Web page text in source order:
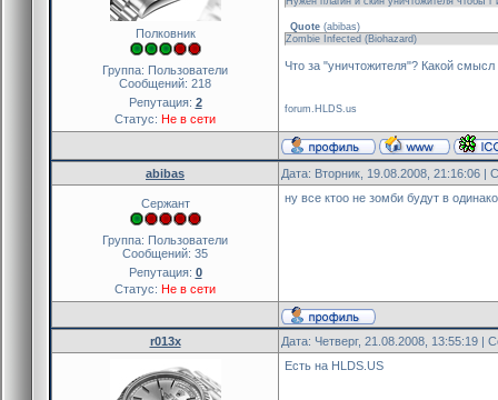
Полковник
Группа: Пользователи
Сообщений: 218
Репутация: 2
Статус: Не в сети
Quote (abibas)
Zombie Infected (Biohazard)
Что за "уничтожителя"? Какой
forum.HLDS.us
abibas Дата: Вторник, 19.08.2008, 21:16:06 |
Сержант
Группа: Пользователи
Сообщений: 35
Репутация: 0
Статус: Не в сети
ну все ктоо не зомби будут в
r013x Дата: Четверг, 21.08.2008, 13:55:19 |
Есть на HLDS.US